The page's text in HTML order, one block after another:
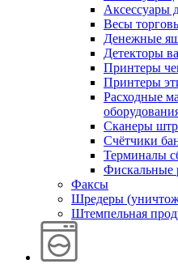
Аксессуары
Весы
Денежные
Детекторы
Принтеры
Принтеры
Расходные
Сканеры
Счётчики
Терминалы
Фискальные
Факсы
Шредеры
Штемпельная